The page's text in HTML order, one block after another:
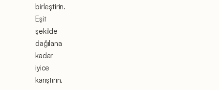
birleştirin.
Eşit
şekilde
dağılana
kadar
iyice
karıştırın.